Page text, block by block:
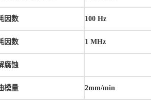
因数 100 Hz
因数 1 MHz
腐蚀
模量 2mm/min